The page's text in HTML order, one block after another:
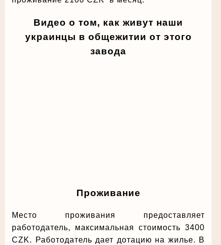
Видео о том, как живут наши
украинцы в общежитии от этого
завода
Проживание
Место проживания предоставляет
работодатель, максимальная стоимость 3400
CZK. Работодатель дает дотацию на жилье. В